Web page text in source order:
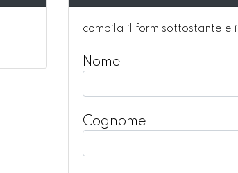
compila il form sottostante e
Nome
Cognome